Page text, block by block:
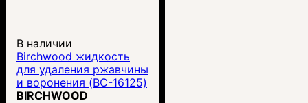
В наличии
Birchwood жидкость
для удаления ржавчины
и воронения (BC-16125)
BIRCHWOOD